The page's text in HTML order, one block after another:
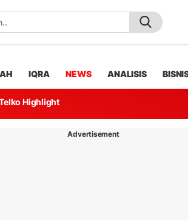
IQRA NEWS ANALISIS
Highlight
Advertisement